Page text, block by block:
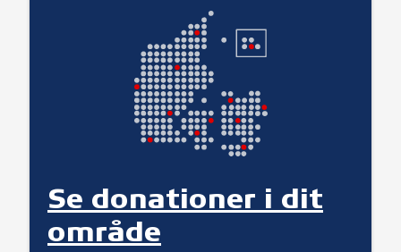
Se donationer i dit
område